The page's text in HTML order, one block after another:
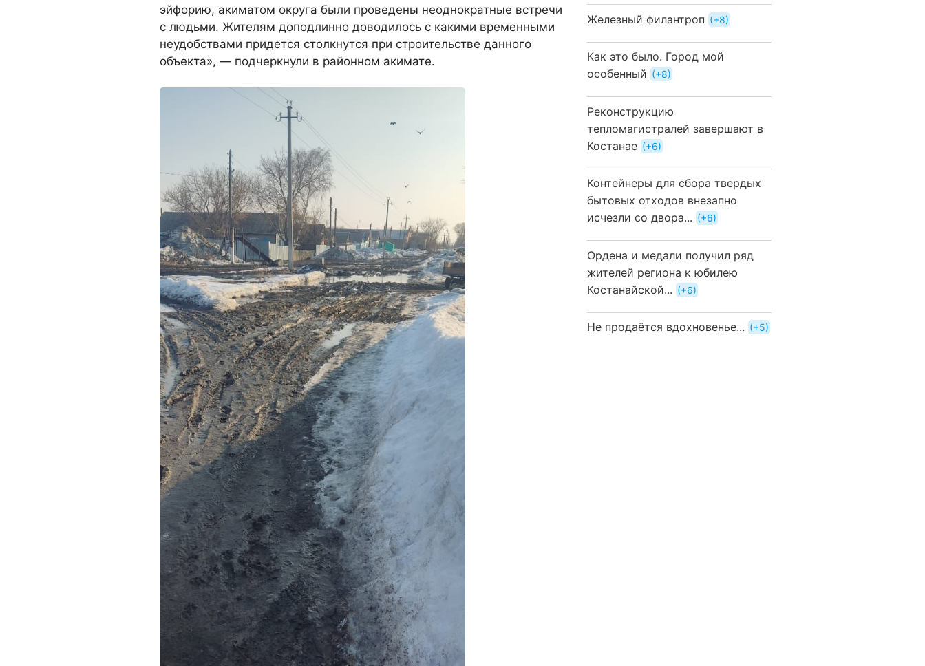
эйфорию, акиматом округа были проведены неоднократные встречи
с людьми. Жителям доподлинно доводилось с какими временными
неудобствами придется столкнутся при строительстве данного
объекта», — подчеркнули в районном акимате.
Железный филантроп +8
Как это было. Город мой
особенный
+8
Реконструкцию
тепломагистралей завершают в
Костанае
+6
Контейнеры для сбора твердых
бытовых отходов внезапно
исчезли со двора...
+6
Ордена и медали получил ряд
жителей региона к юбилею
Костанайской...
+6
Не продаётся вдохновенье... +5